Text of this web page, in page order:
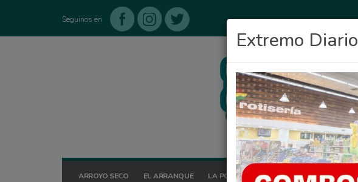
Seguinos en
ARROYO SECO EL ARRANQUE LA POSTA HOY OCIO DEPORTES
Extremo Diario